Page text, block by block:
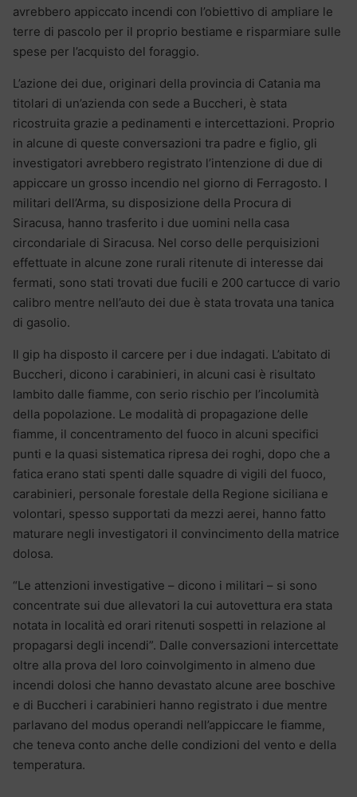
avrebbero appiccato incendi con l’obiettivo di ampliare le
terre di pascolo per il proprio bestiame e risparmiare sulle
spese per l’acquisto del foraggio.
L’azione dei due, originari della provincia di Catania ma
titolari di un’azienda con sede a Buccheri, è stata
ricostruita grazie a pedinamenti e intercettazioni. Proprio
in alcune di queste conversazioni tra padre e figlio, gli
investigatori avrebbero registrato l’intenzione di due di
appiccare un grosso incendio nel giorno di Ferragosto. I
militari dell’Arma, su disposizione della Procura di
Siracusa, hanno trasferito i due uomini nella casa
circondariale di Siracusa. Nel corso delle perquisizioni
effettuate in alcune zone rurali ritenute di interesse dai
fermati, sono stati trovati due fucili e 200 cartucce di vario
calibro mentre nell’auto dei due è stata trovata una tanica
di gasolio.
Il gip ha disposto il carcere per i due indagati. L’abitato di
Buccheri, dicono i carabinieri, in alcuni casi è risultato
lambito dalle fiamme, con serio rischio per l’incolumità
della popolazione. Le modalità di propagazione delle
fiamme, il concentramento del fuoco in alcuni specifici
punti e la quasi sistematica ripresa dei roghi, dopo che a
fatica erano stati spenti dalle squadre di vigili del fuoco,
carabinieri, personale forestale della Regione siciliana e
volontari, spesso supportati da mezzi aerei, hanno fatto
maturare negli investigatori il convincimento della matrice
dolosa.
“Le attenzioni investigative – dicono i militari – si sono
concentrate sui due allevatori la cui autovettura era stata
notata in località ed orari ritenuti sospetti in relazione al
propagarsi degli incendi”. Dalle conversazioni intercettate
oltre alla prova del loro coinvolgimento in almeno due
incendi dolosi che hanno devastato alcune aree boschive
e di Buccheri i carabinieri hanno registrato i due mentre
parlavano del modus operandi nell’appiccare le fiamme,
che teneva conto anche delle condizioni del vento e della
temperatura.